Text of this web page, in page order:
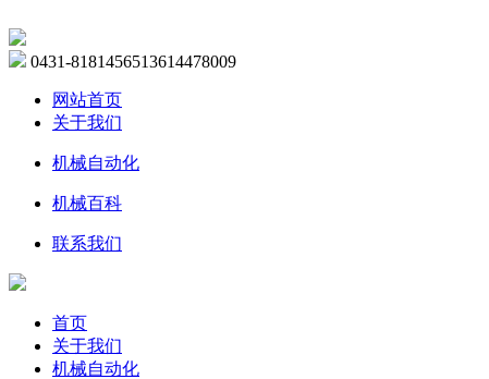
0431-8181456513614478009
网站首页
关于我们
机械自动化
机械百科
联系我们
首页
关于我们
机械自动化